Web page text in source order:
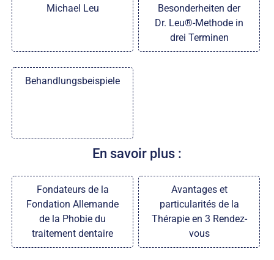
Michael Leu
Besonderheiten der
Dr. Leu®-Methode in
drei Terminen
Behandlungsbeispiele
En savoir plus :
Fondateurs de la
Fondation Allemande
de la Phobie du
traitement dentaire
Avantages et
particularités de la
Thérapie en 3 Rendez-
vous